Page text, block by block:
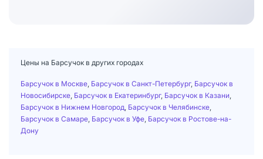
Цены на Барсучок в других городах
Барсучок в Москве Барсучок в Санкт-Петербург, Барсучок в
Новосибирске Барсучок в Екатеринбург, Барсучок в Казани
Барсучок в Нижнем Новгород Барсучок в Челябинске
Барсучок в Самаре Барсучок в Уфе Барсучок в Ростове-на-
Дону